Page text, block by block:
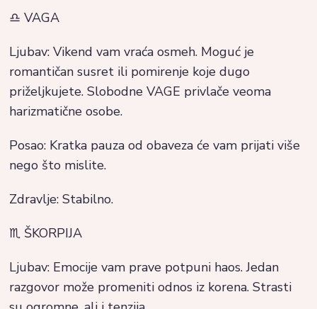
♎ VAGA
Ljubav: Vikend vam vraća osmeh. Moguć je
romantičan susret ili pomirenje koje dugo
priželjkujete. Slobodne VAGE privlače veoma
harizmatične osobe.
Posao: Kratka pauza od obaveza će vam prijati više
nego što mislite.
Zdravlje: Stabilno.
♏ ŠKORPIJA
Ljubav: Emocije vam prave potpuni haos. Jedan
razgovor može promeniti odnos iz korena. Strasti